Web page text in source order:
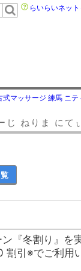
らいらいネット
式マッサージ 練馬 ニテ
じ ねりま にて
『冬割り』を
引※でご利用